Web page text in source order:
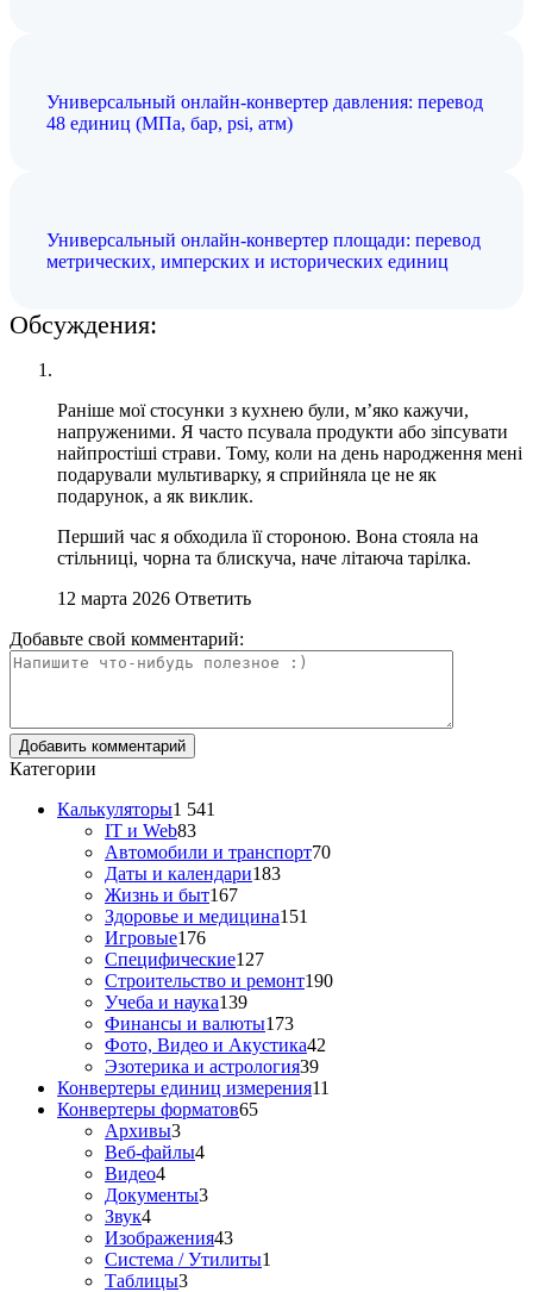
Универсальный онлайн-конвертер давления: перевод
48 единиц (МПа, бар, psi, атм)
Универсальный онлайн-конвертер площади: перевод
метрических, имперских и исторических единиц
Обсуждения:
Раніше мої стосунки з кухнею були, м’яко кажучи,
напруженими. Я часто псувала продукти або зіпсувати
найпростіші страви. Тому, коли на день народження мені
подарували мультиварку, я сприйняла це не як
подарунок, а як виклик.
Перший час я обходила її стороною. Вона стояла на
стільниці, чорна та блискуча, наче літаюча тарілка.
12 марта 2026 Ответить
Добавьте свой комментарий:
Категории
Калькуляторы1 541
IT и Web83
Автомобили и транспорт70
Даты и календари183
Жизнь и быт167
Здоровье и медицина151
Игровые176
Специфические127
Строительство и ремонт190
Учеба и наука139
Финансы и валюты173
Фото, Видео и Акустика42
Эзотерика и астрология39
Конвертеры единиц измерения11
Конвертеры форматов65
Архивы3
Веб-файлы4
Видео4
Документы3
Звук4
Изображения43
Система / Утилиты1
Таблицы3